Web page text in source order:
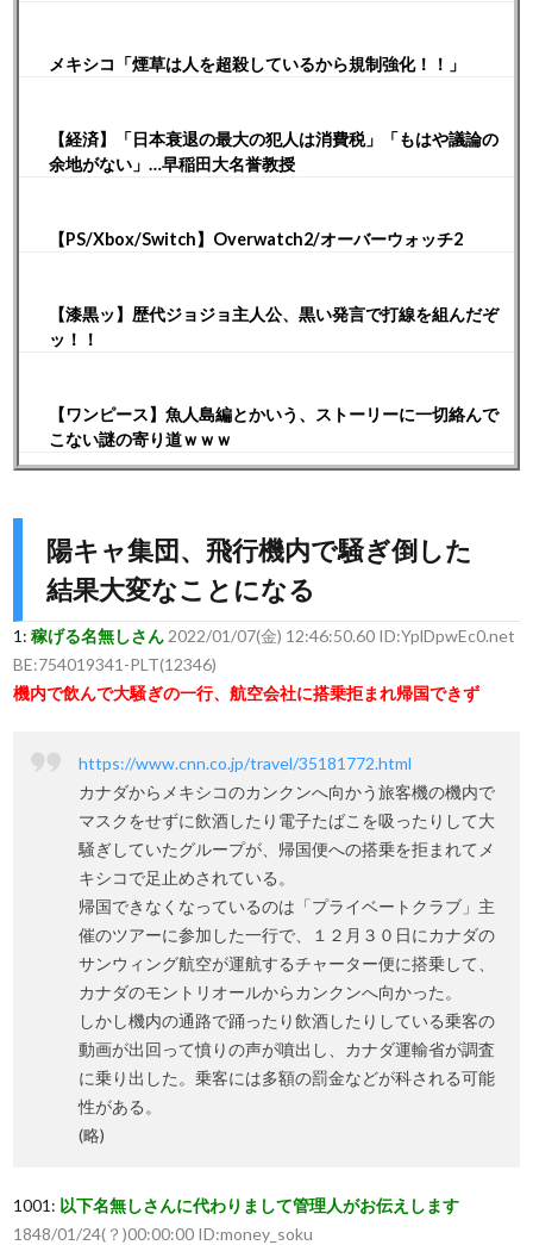
メキシコ「煙草は人を超殺しているから規制強化！！」
【経済】「日本衰退の最大の犯人は消費税」「もはや議論の
余地がない」…早稲田大名誉教授
【PS/Xbox/Switch】Overwatch2/オーバーウォッチ2
【漆黒ッ】歴代ジョジョ主人公、黒い発言で打線を組んだぞ
ッ！！
【ワンピース】魚人島編とかいう、ストーリーに一切絡んで
こない謎の寄り道ｗｗｗ
陽キャ集団、飛行機内で騒ぎ倒した
結果大変なことになる
1: 稼げる名無しさん 2022/01/07(金) 12:46:50.60 ID:YplDpwEc0.net
BE:754019341-PLT(12346)
機内で飲んで大騒ぎの一行、航空会社に搭乗拒まれ帰国できず
https://www.cnn.co.jp/travel/35181772.html
カナダからメキシコのカンクンへ向かう旅客機の機内で
マスクをせずに飲酒したり電子たばこを吸ったりして大
騒ぎしていたグループが、帰国便への搭乗を拒まれてメ
キシコで足止めされている。
帰国できなくなっているのは「プライベートクラブ」主
催のツアーに参加した一行で、１２月３０日にカナダの
サンウィング航空が運航するチャーター便に搭乗して、
カナダのモントリオールからカンクンへ向かった。
しかし機内の通路で踊ったり飲酒したりしている乗客の
動画が出回って憤りの声が噴出し、カナダ運輸省が調査
に乗り出した。乗客には多額の罰金などが科される可能
性がある。
(略)
1001: 以下名無しさんに代わりまして管理人がお伝えします
1848/01/24(？)00:00:00 ID:money_soku